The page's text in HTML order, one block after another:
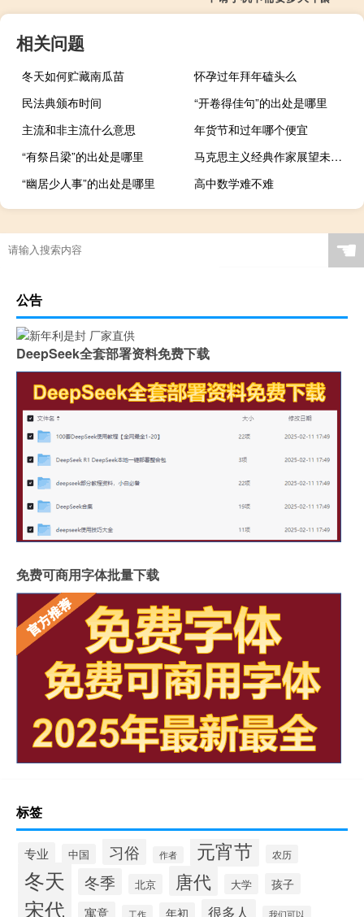
相关问题
冬天如何贮藏南瓜苗
怀孕过年拜年磕头么
民法典颁布时间
“开卷得佳句”的出处是哪里
主流和非主流什么意思
年货节和过年哪个便宜
“有祭吕梁”的出处是哪里
马克思主义经典作家展望未来社会的科学立场和方法是（马克思主义经典作家）
“幽居少人事”的出处是哪里
高中数学难不难
☚
公告
DeepSeek全套部署资料免费下载
免费可商用字体批量下载
标签
专业 中国 习俗 作者 元宵节 农历
冬天 冬季 北京 唐代 大学 孩子
宋代 寓意 工作 年初 很多人 我们可以